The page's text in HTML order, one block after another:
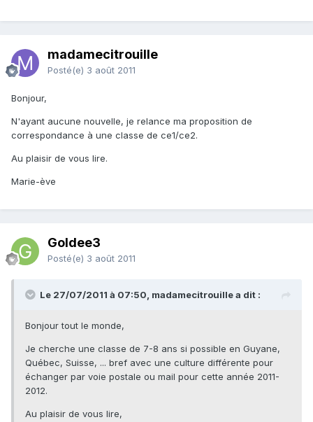
madamecitrouille
Posté(e) 3 août 2011
Bonjour,
N'ayant aucune nouvelle, je relance ma proposition de
correspondance à une classe de ce1/ce2.
Au plaisir de vous lire.
Marie-ève
Goldee3
Posté(e) 3 août 2011
Le 27/07/2011 à 07:50, madamecitrouille a dit :
Bonjour tout le monde,
Je cherche une classe de 7-8 ans si possible en Guyane,
Québec, Suisse, ... bref avec une culture différente pour
échanger par voie postale ou mail pour cette année 2011-
2012.
Au plaisir de vous lire,